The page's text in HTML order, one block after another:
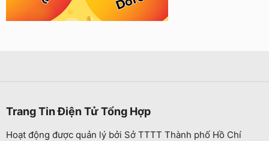
Trang Tin Điện Tử Tổng Hợp
Hoạt động được quản lý bởi Sở TTTT Thành phố Hồ Chí